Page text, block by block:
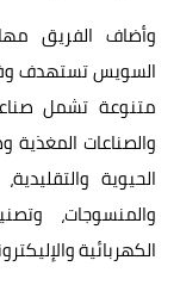
وأضاف الفريق
السويس تستهدف
متنوعة تشمل
والصناعات المغذية
الحيوية
والمنسوجات،
الكهربائية